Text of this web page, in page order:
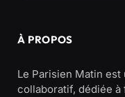
À PROPOS
Le Parisien Matin
collaboratif, dédiée